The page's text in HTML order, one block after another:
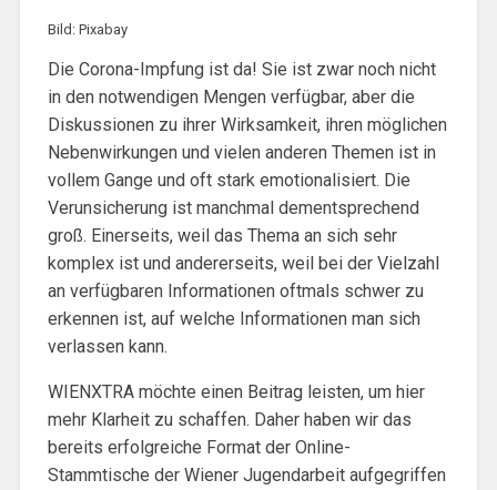
Bild: Pixabay
Die Corona-Impfung ist da! Sie ist zwar noch nicht
in den notwendigen Mengen verfügbar, aber die
Diskussionen zu ihrer Wirksamkeit, ihren möglichen
Nebenwirkungen und vielen anderen Themen ist in
vollem Gange und oft stark emotionalisiert. Die
Verunsicherung ist manchmal dementsprechend
groß. Einerseits, weil das Thema an sich sehr
komplex ist und andererseits, weil bei der Vielzahl
an verfügbaren Informationen oftmals schwer zu
erkennen ist, auf welche Informationen man sich
verlassen kann.
WIENXTRA möchte einen Beitrag leisten, um hier
mehr Klarheit zu schaffen. Daher haben wir das
bereits erfolgreiche Format der Online-
Stammtische der Wiener Jugendarbeit aufgegriffen